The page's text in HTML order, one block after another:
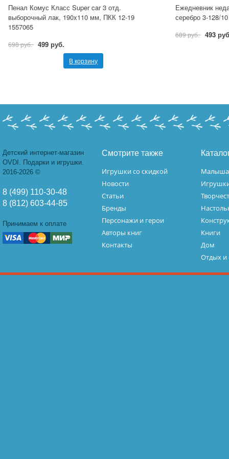
Пенал Комус Класс Super car 3 отд.
выборочный лак, 190x110 мм, ПКК 12-19
1557065
698 руб. 499 руб.
В корзину
Ежедневник
серебро 3-128/
689 руб. 493
Детский интернет-магазин
OVDI. Подарки и игрушки.
2016-2026 ©
8 (499) 110-30-48
8 (812) 603-44-85
Принимаем к оплате
Смотрите также
Игрушки со скидкой
Новости
Статьи
Бренды
Персонажи и герои
Авторы книг
Контакты
Книги
Дом
Отдых и